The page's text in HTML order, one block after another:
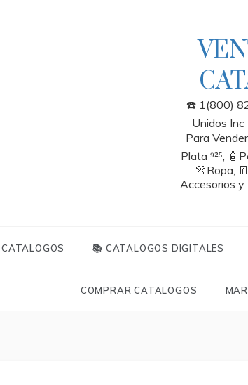
☎️ 1(800)
Unidos
Para
Plata ⁹²⁵,
👚Ropa,
Accesorios y
📚 CATALOGOS DIGITALES
COMPRAR CATALOGOS